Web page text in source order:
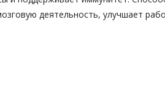
деятельность, улучшает